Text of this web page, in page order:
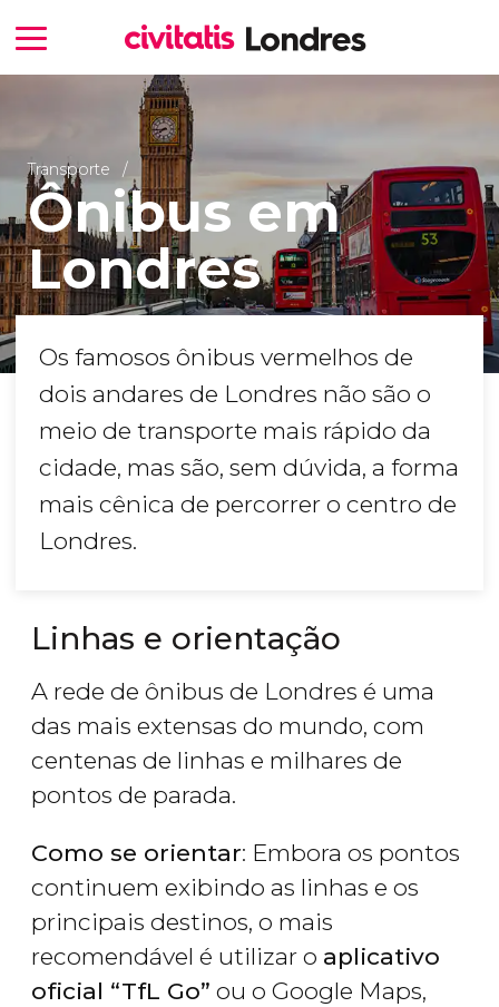
Transporte
Ônibus em
Londres
Os famosos ônibus vermelhos de
dois andares de Londres não são o
meio de transporte mais rápido da
cidade, mas são, sem dúvida, a forma
mais cênica de percorrer o centro de
Londres.
Linhas e orientação
A rede de ônibus de Londres é uma
das mais extensas do mundo, com
centenas de linhas e milhares de
pontos de parada.
Como se orientar: Embora os pontos
continuem exibindo as linhas e os
principais destinos, o mais
recomendável é utilizar o aplicativo
oficial “TfL Go” ou o Google Maps,